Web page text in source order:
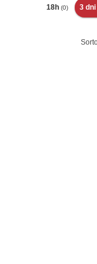
18h (0) 3 dni